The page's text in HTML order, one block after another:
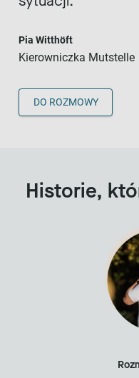
Pia Witthöft
Kierowniczka Mutstelle
DO ROZMOWY
Historie,